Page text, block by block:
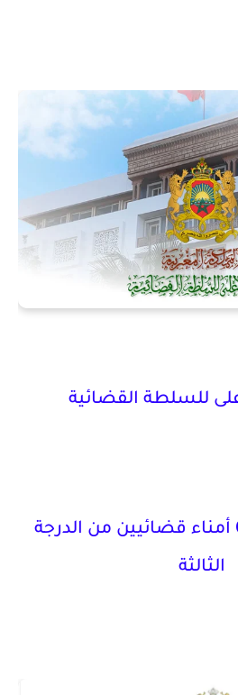
للسلطة القضائية
مباراة توظيف 05 أمناء قضائيين من الدرجة
الثالثة